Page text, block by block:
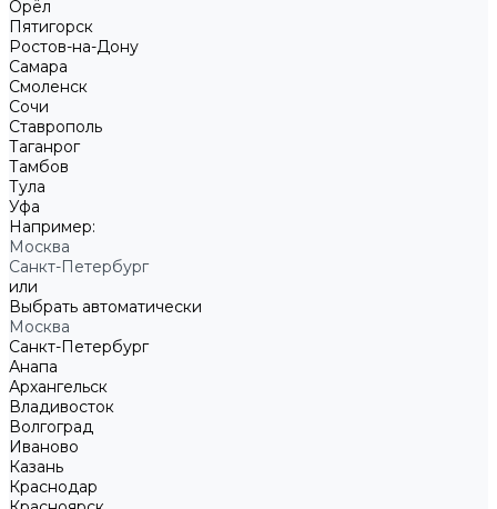
Орёл
Пятигорск
Ростов-на-Дону
Самара
Смоленск
Сочи
Ставрополь
Таганрог
Тамбов
Тула
Уфа
Например:
Москва
Санкт-Петербург
или
Выбрать автоматически
Москва
Санкт-Петербург
Анапа
Архангельск
Владивосток
Волгоград
Иваново
Казань
Краснодар